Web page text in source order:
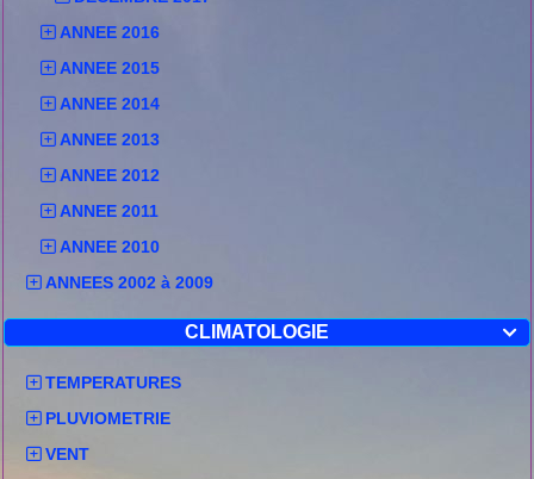
ANNEE 2016
ANNEE 2015
ANNEE 2014
ANNEE 2013
ANNEE 2012
ANNEE 2011
ANNEE 2010
ANNEES 2002 à 2009

CLIMATOLOGIE
TEMPERATURES
PLUVIOMETRIE
VENT